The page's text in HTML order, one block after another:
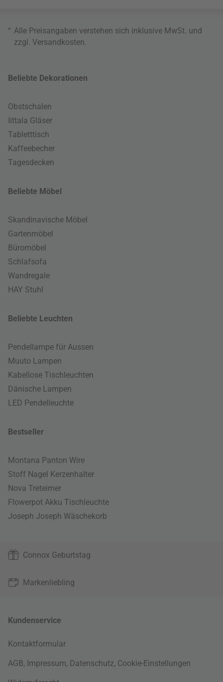
* Alle Preisangaben verstehen sich inklusive MwSt. und
zzgl. Versandkosten
Beliebte Dekorationen
Obstschalen
Iittala Gläser
Tabletttisch
Kaffeebecher
Tagesdecken
Beliebte Möbel
Skandinavische Möbel
Gartenmöbel
Büromöbel
Schlafsofa
Wandregale
HAY Stuhl
Beliebte Leuchten
Pendellampe für Aussen
Muuto Lampen
Kabellose Tischleuchten
Dänische Lampen
LED Pendelleuchte
Bestseller
Montana Panton Wire
Stoff Nagel Kerzenhalter
Nova Treteimer
Flowerpot Akku Tischleuchte
Joseph Joseph Wäschekorb
Connox Geburtstag
Markenliebling
Kundenservice
Kontaktformular
AGB, Impressum, Datenschutz, Cookie-Einstellungen